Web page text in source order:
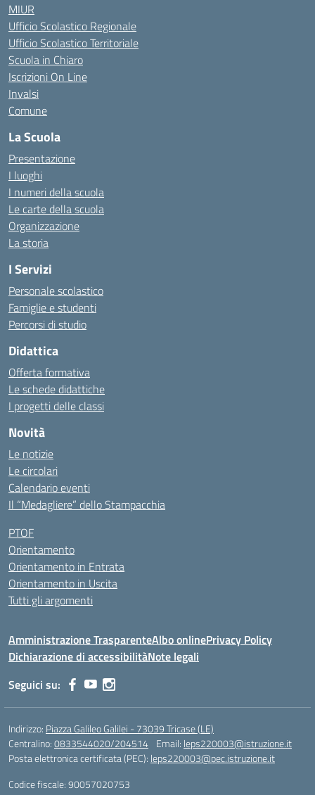
MIUR
Ufficio Scolastico Regionale
Ufficio Scolastico Territoriale
Scuola in Chiaro
Iscrizioni On Line
Invalsi
Comune
La Scuola
Presentazione
I luoghi
I numeri della scuola
Le carte della scuola
Organizzazione
La storia
I Servizi
Personale scolastico
Famiglie e studenti
Percorsi di studio
Didattica
Offerta formativa
Le schede didattiche
I progetti delle classi
Novità
Le notizie
Le circolari
Calendario eventi
Il “Medagliere” dello Stampacchia
PTOF
Orientamento
Orientamento in Entrata
Orientamento in Uscita
Tutti gli argomenti
Amministrazione TrasparenteAlbo onlinePrivacy Policy
Dichiarazione di accessibilitàNote legali
Seguici su:
Indirizzo: Piazza Galileo Galilei - 73039 Tricase (LE)
Centralino:0833544020/204514 Email: leps220003@istruzione.it
Posta elettronica certificata (PEC): leps220003@pec.istruzione.it
Codice fiscale: 90057020753